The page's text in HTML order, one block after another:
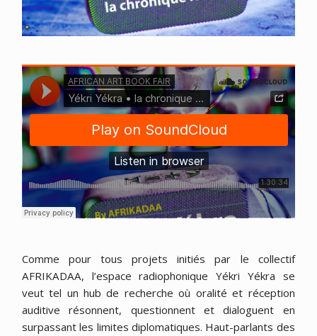
Comme pour tous projets initiés par le collectif
AFRIKADAA, l’espace radiophonique Yékri Yékra se
veut tel un hub de recherche où oralité et réception
auditive résonnent, questionnent et dialoguent en
surpassant les limites diplomatiques. Haut-parlants des